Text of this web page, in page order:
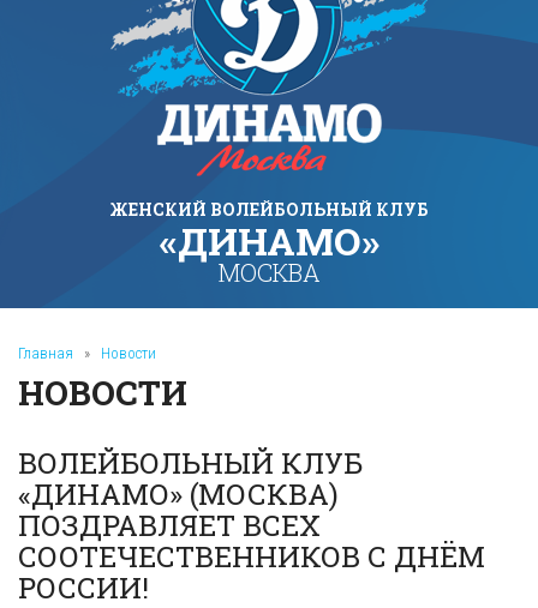
ЖЕНСКИЙ ВОЛЕЙБОЛЬНЫЙ КЛУБ
«ДИНАМО»
МОСКВА
Главная » Новости
НОВОСТИ
ВОЛЕЙБОЛЬНЫЙ КЛУБ
«ДИНАМО» (МОСКВА)
ПОЗДРАВЛЯЕТ ВСЕХ
СООТЕЧЕСТВЕННИКОВ С ДНЁМ
РОССИИ!